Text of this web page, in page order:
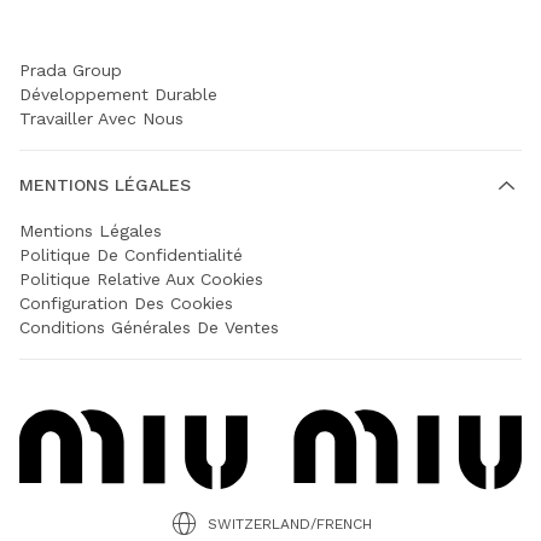
Prada Group
Développement Durable
Travailler Avec Nous
MENTIONS LÉGALES
Mentions Légales
Politique De Confidentialité
Politique Relative Aux Cookies
Configuration Des Cookies
Conditions Générales De Ventes
SWITZERLAND/FRENCH